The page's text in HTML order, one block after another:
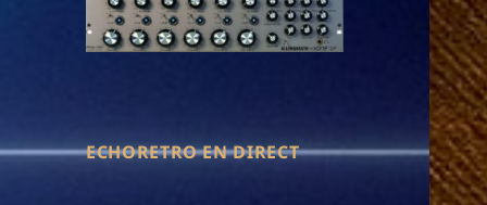
ECHORETRO EN DIRECT